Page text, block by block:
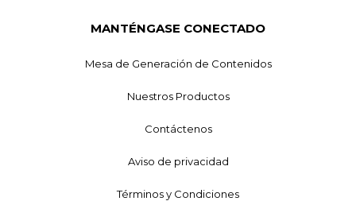
MANTÉNGASE CONECTADO
Mesa de Generación de Contenidos
Nuestros Productos
Contáctenos
Aviso de privacidad
Términos y Condiciones